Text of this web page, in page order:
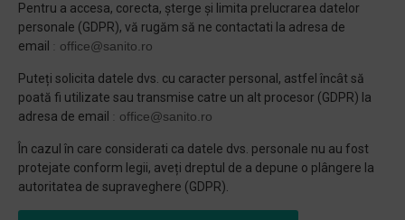
Pentru a accesa, corecta, șterge și limita prelucrarea datelor
personale (GDPR), vă rugăm să ne contactati la adresa de
email : office@sanito.ro
Puteți solicita datele dvs. cu caracter personal, astfel încât să
poată fi utilizate sau transmise catre un alt procesor (GDPR) la
adresa de email : office@sanito.ro
În cazul în care considerati ca datele dvs. personale nu au fost
protejate conform legii, aveți dreptul de a depune o plângere la
autoritatea de supraveghere (GDPR).